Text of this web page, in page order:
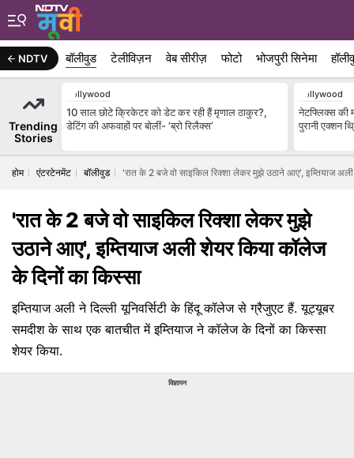
NDTV बॉलीवुड टेलीविज़न वेब सीरीज़ फोटो भोजपुरी सिनेमा
Trending
Stories
Bollywood
10 साल छोटे क्रिकेटर को डेट कर रही हैं मृणाल ठाकुर?,
डेटिंग की अफवाहों पर बोलीं- ‘ब्रो रिलैक्स’
Bollywood
नेटफ्लिक्स की
पुरानी एक्शन
होम एंटरटेनमेंट बॉलीवुड 'रात के 2 बजे वो साइकिल रिक्शा लेकर मुझे उठाने आए', इम्तियाज
'रात के 2 बजे वो साइकिल रिक्शा लेकर मुझे
उठाने आए', इम्तियाज अली शेयर किया कॉलेज
के दिनों का किस्सा
इम्तियाज अली ने दिल्ली यूनिवर्सिटी के हिंदू कॉलेज से ग्रैजुएट हैं. यूट्यूबर
समदीश के साथ एक बातचीत में इम्तियाज ने कॉलेज के दिनों का किस्सा
शेयर किया.
विज्ञापन